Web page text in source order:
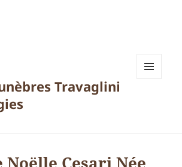
Travaglini